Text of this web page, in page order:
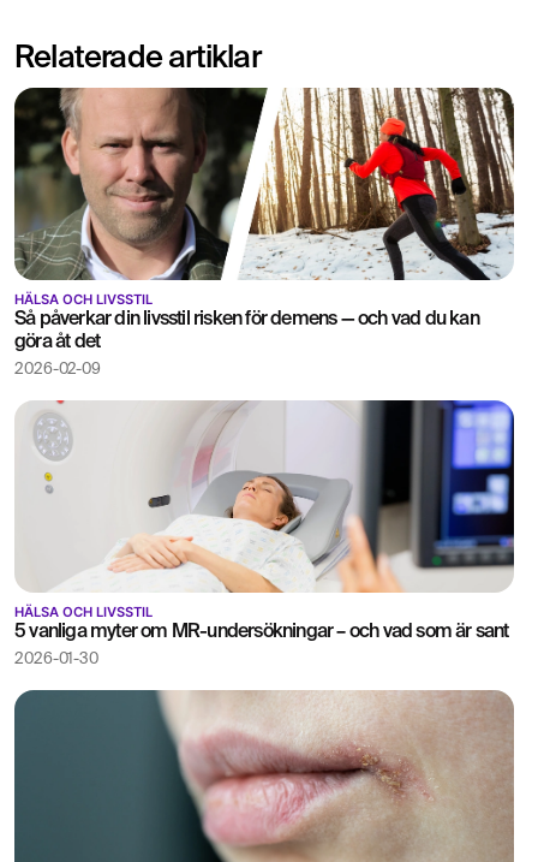
Relaterade artiklar
HÄLSA OCH LIVSSTIL
Så påverkar din livsstil risken för demens — och vad du kan
göra åt det
2026-02-09
HÄLSA OCH LIVSSTIL
5 vanliga myter om MR-undersökningar – och vad som är sant
2026-01-30